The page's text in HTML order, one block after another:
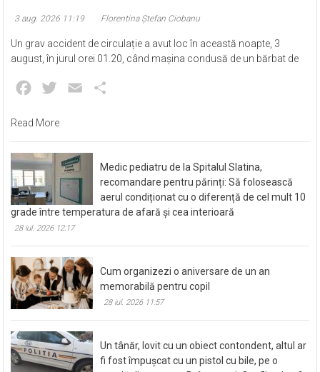
3 aug. 2026 11:19 Florentina Ștefan Ciobanu
Un grav accident de circulație a avut loc în această noapte, 3
august, în jurul orei 01.20, când mașina condusă de un bărbat de
Facebook
Twitter Email
Read More
Medic pediatru de la Spitalul Slatina,
recomandare pentru părinți: Să folosească
aerul condiționat cu o diferență de cel mult 10
grade între temperatura de afară și cea interioară
28 iul. 2026 12:17
Cum organizezi o aniversare de un an
memorabilă pentru copil
28 iul. 2026 11:57
Un tânăr, lovit cu un obiect contondent, altul ar
fi fost împușcat cu un pistol cu bile, pe o